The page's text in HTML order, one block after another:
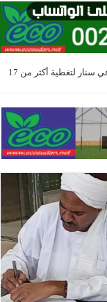
اتفاق بين التأمين الصحي والزكاة في سنار لتغطية أكثر من 17